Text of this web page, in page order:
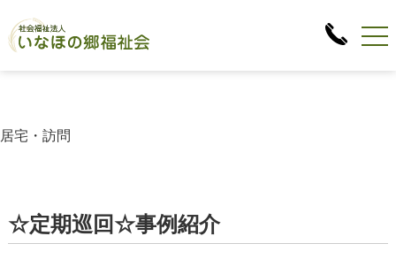
居宅・訪問
☆定期巡回☆事例紹介